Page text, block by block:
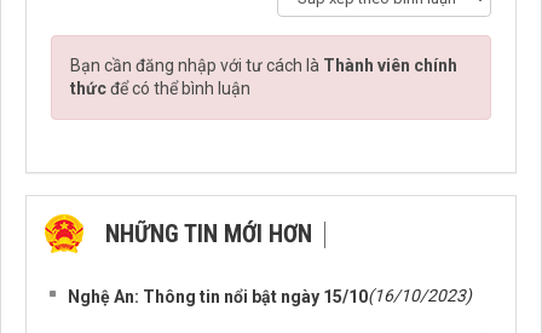
Bạn cần đăng nhập với tư cách là Thành viên chính
thứcđể có thể bình luận
NHỮNG TIN MỚI HƠN
Nghệ An: Thông tin nổi bật ngày 15/10(16/10/2023)